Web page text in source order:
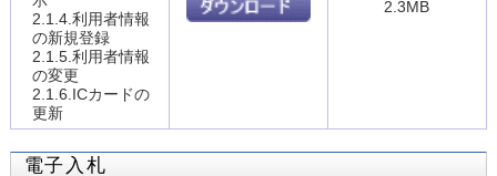
2.1.4.利用者情報
の新規登録
2.1.5.利用者情報
の変更
2.1.6.ICカードの
更新
2.3MB
電子入札